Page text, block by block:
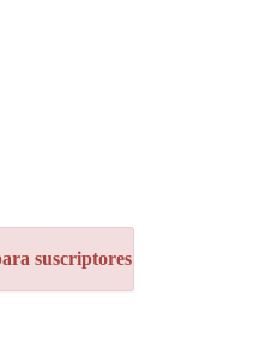
suscriptores